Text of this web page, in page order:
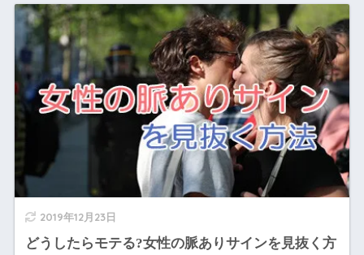
2019年12月23日
どうしたらモテる?女性の脈ありサインを見抜く方